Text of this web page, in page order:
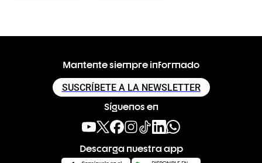
Mantente siempre informado
SUSCRÍBETE A LA NEWSLETTER
Síguenos en
Descarga nuestra app